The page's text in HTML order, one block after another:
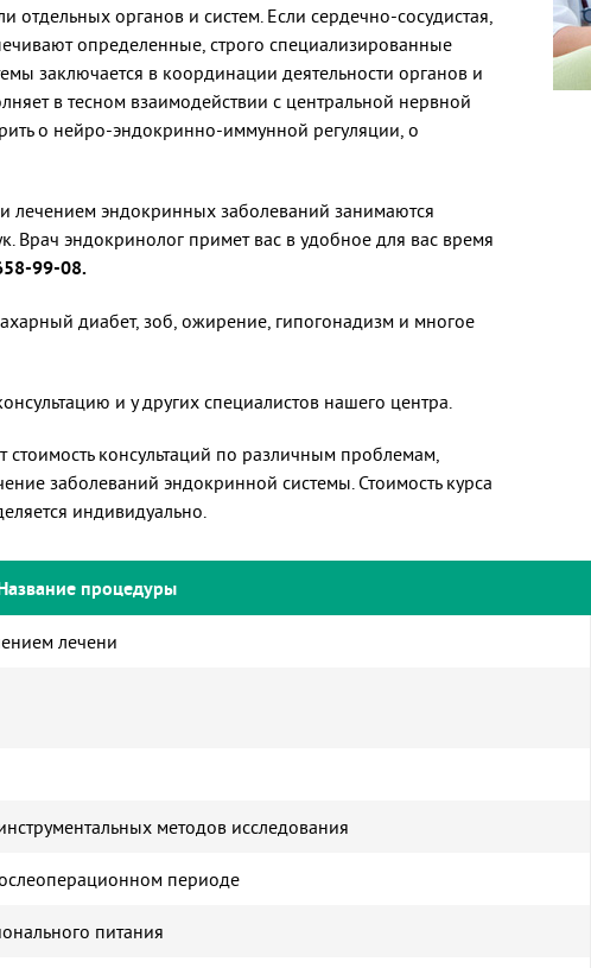
органов и систем. Если сердечно-сосудистая,
определенные, строго специализированные
заключается в координации деятельности органов и
в тесном взаимодействии с центральной нервной
о нейро-эндокринно-иммунной регуляции, о
эндокринных заболеваний занимаются
Врач эндокринолог примет вас в удобное для вас время
99-08.
диабет, зоб, ожирение, гипогонадизм и многое
и у других специалистов нашего центра.
стоимость консультаций по различным проблемам,
заболеваний эндокринной системы. Стоимость курса
индивидуально.
процедуры
лечени
методов исследования
периоде
питания